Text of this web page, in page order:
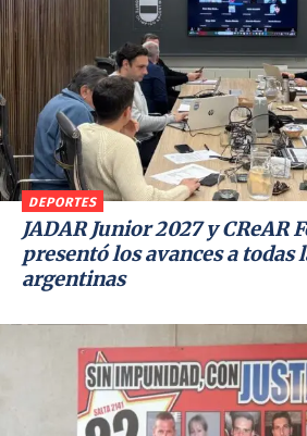
DEPORTES
JADAR Junior 2027 y CReAR
presentó los avances a todas
argentinas